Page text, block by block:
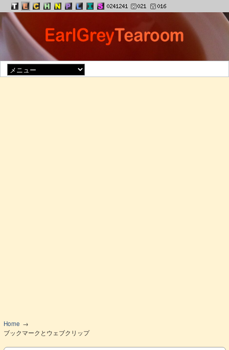
Home
ブックマークとウェブクリップ